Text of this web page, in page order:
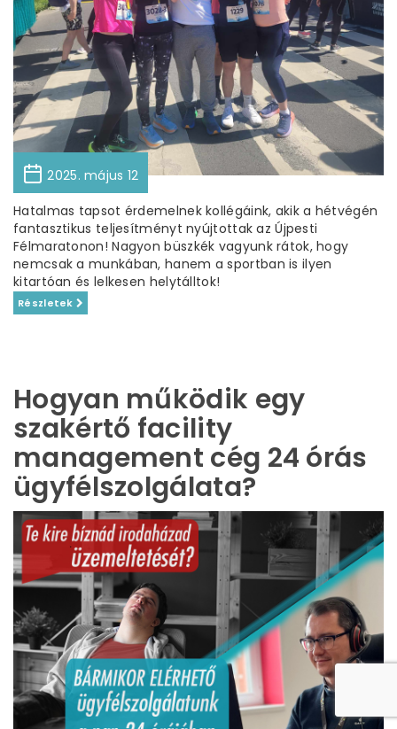
2025. május 12
Hatalmas tapsot érdemelnek kollégáink, akik a hétvégén
fantasztikus teljesítményt nyújtottak az Újpesti
Félmaratonon! Nagyon büszkék vagyunk rátok, hogy
nemcsak a munkában, hanem a sportban is ilyen
kitartóan és lelkesen helytálltok!
Részletek
Hogyan működik egy
szakértő facility
management cég 24 órás
ügyfélszolgálata?